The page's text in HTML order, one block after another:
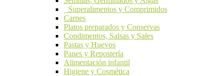
Superalimentos y Comprimidos
Carnes
Platos preparados y Conservas
Condimentos, Salsas y Sales
Pastas y Huevos
Panes y Repostería
Alimentación infantil
Higiene y Cosmética